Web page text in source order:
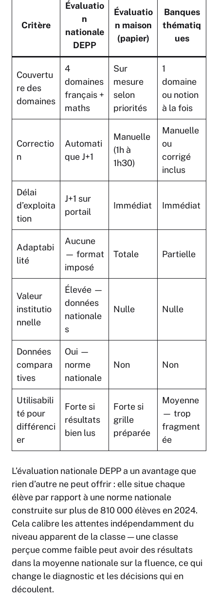
Critère
Évaluatio
n
nationale
DEPP
Évaluatio
n maison
(papier)
Banques
thématiq
ues
Couvertu
re des
domaines
4
domaines
français +
maths
Sur
mesure
selon
priorités
1
domaine
ou notion
à la fois
Correctio
n
Automati
que J+1
Manuelle
(1h à
1h30)
Manuelle
ou
corrigé
inclus
Délai
d’exploita
tion
J+1 sur
portail
Immédiat Immédiat
Adaptabi
lité
Aucune
— format
imposé
Totale Partielle
Valeur
institutio
nnelle
Élevée —
données
nationale
s
Nulle Nulle
Données
compara
tives
Oui —
norme
nationale
Non Non
Utilisabili
té pour
différenci
er
Forte si
résultats
bien lus
Forte si
grille
préparée
Moyenne
— trop
fragment
ée
L’évaluation nationale DEPP a un avantage que
rien d’autre ne peut offrir : elle situe chaque
élève par rapport à une norme nationale
construite sur plus de 810 000 élèves en 2024.
Cela calibre les attentes indépendamment du
niveau apparent de la classe — une classe
perçue comme faible peut avoir des résultats
dans la moyenne nationale sur la fluence, ce qui
change le diagnostic et les décisions qui en
découlent.